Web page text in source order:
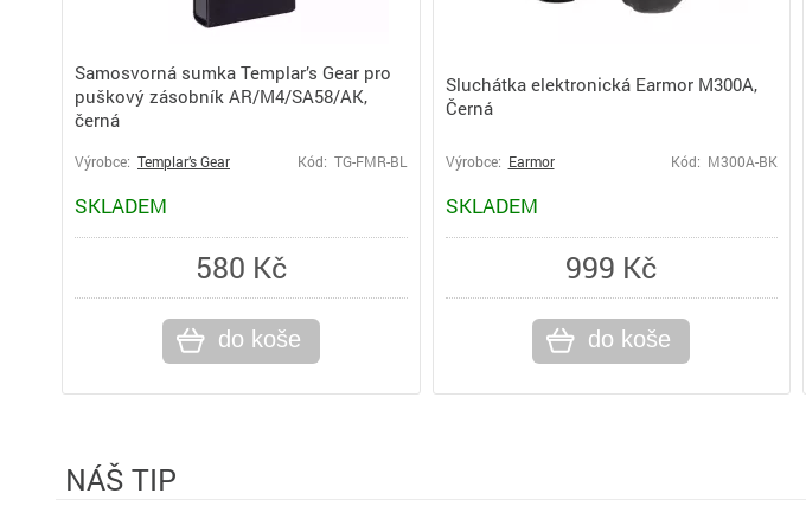
Samosvorná sumka Templar’s Gear pro
puškový zásobník AR/M4/SA58/AK,
černá
Výrobce: Templar’s Gear Kód: TG-FMR-BL
SKLADEM
580 Kč
do koše
Sluchátka elektronická Earmor M300A,
Černá
Výrobce: Earmor Kód: M300A-BK
SKLADEM
999 Kč
do koše
NÁŠ TIP